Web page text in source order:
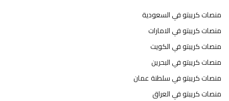
منصات كريبتو في السعودية
منصات كريبتو في الامارات
منصات كريبتو في الكويت
منصات كريبتو في البحرين
منصات كريبتو في سلطنة عمان
منصات كريبتو في العراق